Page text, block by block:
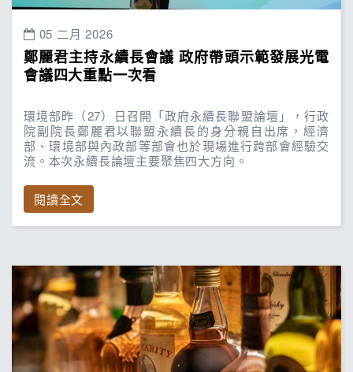
05 二月 2026
鄭麗君主持永續長會議 政府帶頭示範發展光電
會議四大重點一次看
環境部昨（27）日召開「政府永續長聯盟論壇」，行政
院副院長鄭麗君以聯盟永續長的身分親自出席，經濟
部、環境部與內政部等部會也於現場進行跨部會經驗交
流。本次永續長論壇主要聚焦四大方向。
閱讀全文